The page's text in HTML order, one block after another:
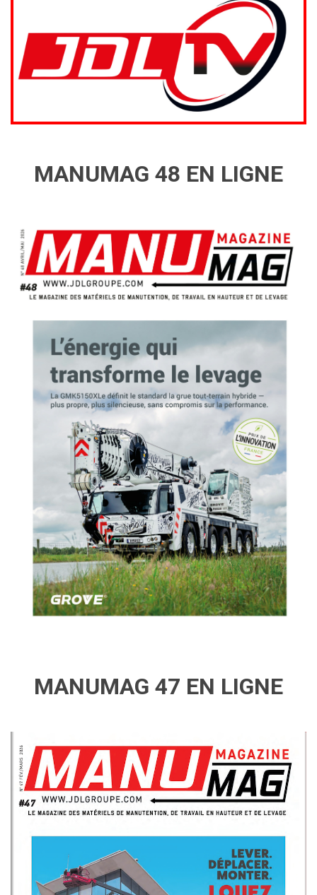
MANUMAG 48 EN LIGNE
MANUMAG 47 EN LIGNE